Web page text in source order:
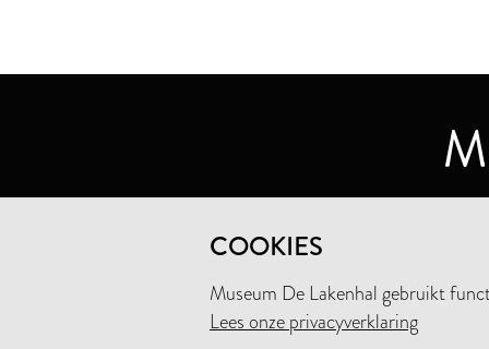
COOKIES
Museum De Lakenhal gebruikt
Lees onze privacyverklaring
MUSEUM DE LAKENHAL
OUDE SINGEL 32
+31 (0)71 5165360